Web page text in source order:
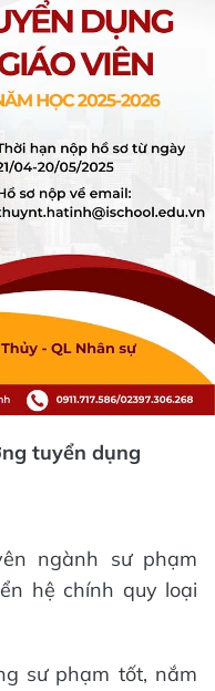
tuyển dụng
ngành sư phạm
hệ chính quy loại
sư phạm tốt, nắm